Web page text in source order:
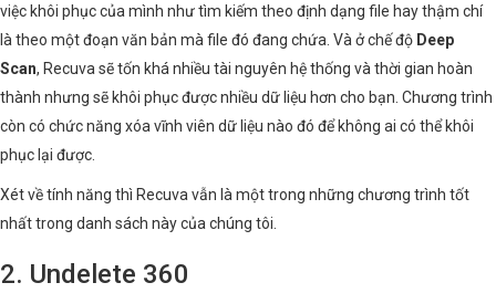
việc khôi phục của mình như tìm kiếm theo định dạng file hay thậm chí
là theo một đoạn văn bản mà file đó đang chứa. Và ở chế độ Deep
Scan, Recuva sẽ tốn khá nhiều tài nguyên hệ thống và thời gian hoàn
thành nhưng sẽ khôi phục được nhiều dữ liệu hơn cho bạn. Chương trình
còn có chức năng xóa vĩnh viên dữ liệu nào đó để không ai có thể khôi
phục lại được.
Xét về tính năng thì Recuva vẫn là một trong những chương trình tốt
nhất trong danh sách này của chúng tôi.
2. Undelete 360